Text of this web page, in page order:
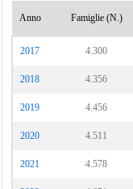
Anno Famiglie (N.)
2017 4.300
2018 4.356
2019 4.456
2020 4.511
2021 4.578